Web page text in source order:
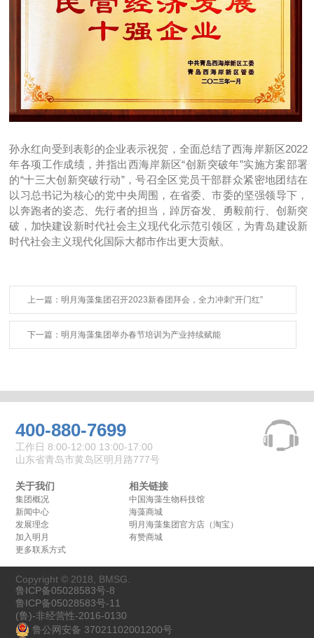
孙永红向受到表彰的企业表示祝贺，全面总结了西海岸新区2022
年各项工作成绩，并指出西海岸新区“创新突破年”实施方案部署
的“十三大创新突破行动”，号召全区党员干部群众紧密地团结在
以习总书记为核心的党中央周围，在省委、市委的坚强领导下，
以奔跑者的姿态、先行者的担当，踔厉奋发、勇毅前行、创新突
破，加快建设新时代社会主义现代化示范引领区，为青岛建设新
时代社会主义现代化国际大都市作出更大贡献。
上一篇：明月海藻集团召开2023新春团拜会，全力冲刺“开门红”
下一篇：明月海藻集团举办春节培训为产业持续赋能
400-880-7699
工作日 8:00-12:00 13:00-17:00
山东省青岛市黄岛区明月路777号
关于我们
集团概况
新闻中心
发展理念
加入明月
更多联系方式
相关链接
中国海藻生物科技馆
海藻商城
明月海藻集团官方店（淘宝）
有赞商城
Copyright © 2018, BMSG.
鲁ICP备05028583号-8
鲁ICP备05028583号-11
(鲁)-非经营性-2016-0130
鲁公网安备 37021102001200号